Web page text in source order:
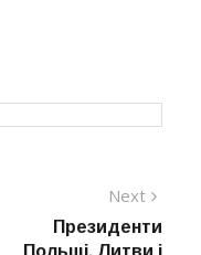
Next
Президенти